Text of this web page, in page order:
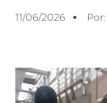
11/06/2026 Por: